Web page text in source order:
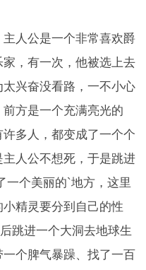
人公是一个非常喜欢爵
，有一次，他被选上去
兴奋没看路，一不小心
方是一个充满亮光的
多人，都变成了一个个
人公不想死，于是跳进
一个美丽的`地方，这里
精灵要分到自己的性
跳进一个大洞去地球生
个脾气暴躁、找了一百